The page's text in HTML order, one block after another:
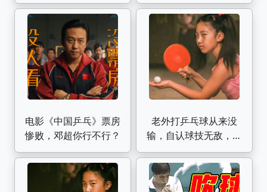
去月球
电影《中国乒乓》票房
惨败，邓超你行不行？
老外打乒乓球从来没
输，自认球技无敌，直
到他碰见个中国小学
生！